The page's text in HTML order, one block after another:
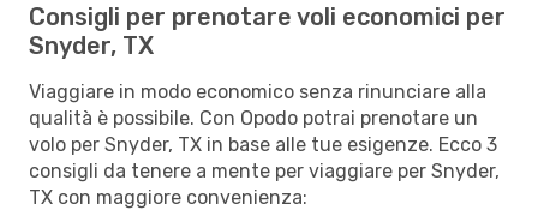
Consigli per prenotare voli economici per
Snyder, TX
Viaggiare in modo economico senza rinunciare alla
qualità è possibile. Con Opodo potrai prenotare un
volo per Snyder, TX in base alle tue esigenze. Ecco 3
consigli da tenere a mente per viaggiare per Snyder,
TX con maggiore convenienza: